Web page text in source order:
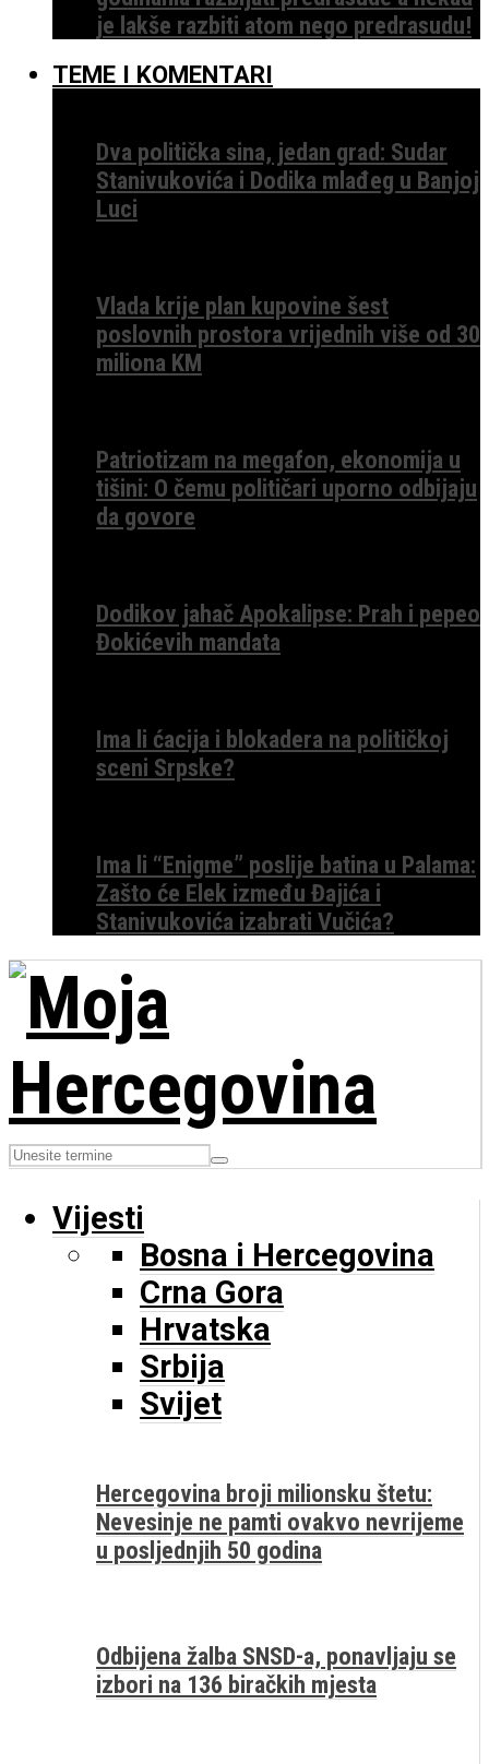
je lakše razbiti atom nego predrasudu!
TEME I KOMENTARI
Dva politička sina, jedan grad: Sudar
Stanivukovića i Dodika mlađeg u Banjoj
Luci
Vlada krije plan kupovine šest
poslovnih prostora vrijednih više od 30
miliona KM
Patriotizam na megafon, ekonomija u
tišini: O čemu političari uporno odbijaju
da govore
Dodikov jahač Apokalipse: Prah i pepeo
Đokićevih mandata
Ima li ćacija i blokadera na političkoj
sceni Srpske?
Ima li “Enigme” poslije batina u Palama:
Zašto će Elek između Đajića i
Stanivukovića izabrati Vučića?
Vijesti
Bosna i Hercegovina
Crna Gora
Hrvatska
Srbija
Svijet
Hercegovina broji milionsku štetu:
Nevesinje ne pamti ovakvo nevrijeme
u posljednjih 50 godina
Odbijena žalba SNSD-a, ponavljaju se
izbori na 136 biračkih mjesta